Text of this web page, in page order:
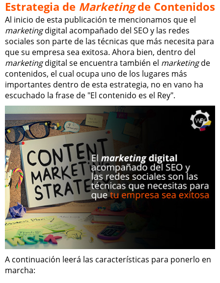
Estrategia de Marketingde Contenidos
Al inicio de esta publicación te mencionamos que el
marketingdigital acompañado del SEO y las redes
sociales son parte de las técnicas que más necesita para
que su empresa sea exitosa. Ahora bien, dentro del
marketingdigital se encuentra también el marketingde
contenidos, el cual ocupa uno de los lugares más
importantes dentro de esta estrategia, no en vano ha
escuchado la frase de "El contenido es el Rey".
A continuación leerá las características para ponerlo en
marcha: